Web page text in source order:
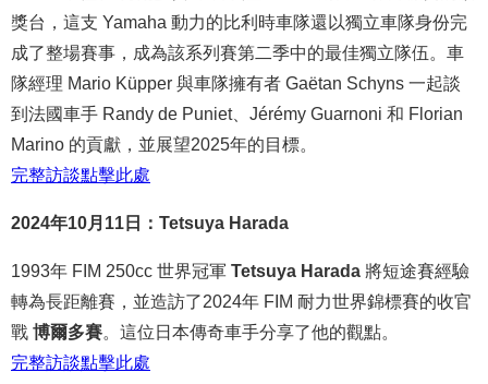
獎台，這支 Yamaha 動力的比利時車隊還以獨立車隊身份完
成了整場賽事，成為該系列賽第二季中的最佳獨立隊伍。車
隊經理 Mario Küpper 與車隊擁有者 Gaëtan Schyns 一起談
到法國車手 Randy de Puniet、Jérémy Guarnoni 和 Florian
Marino 的貢獻，並展望2025年的目標。
完整訪談點擊此處
2024年10月11日：Tetsuya Harada
1993年 FIM 250cc 世界冠軍 Tetsuya Harada 將短途賽經驗
轉為長距離賽，並造訪了2024年 FIM 耐力世界錦標賽的收官
戰 博爾多賽。這位日本傳奇車手分享了他的觀點。
完整訪談點擊此處